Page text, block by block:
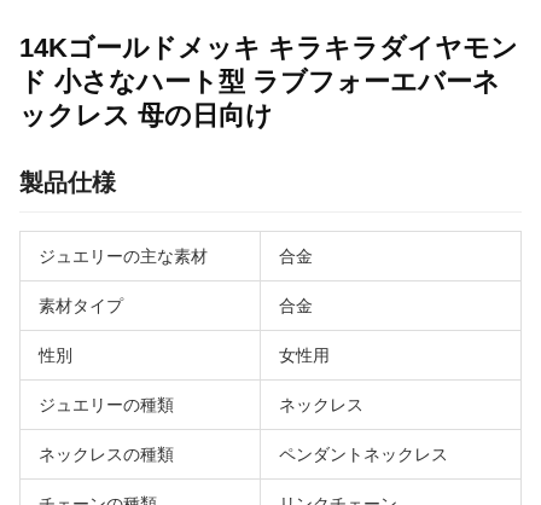
14Kゴールドメッキ キラキラダイヤモン
ド 小さなハート型 ラブフォーエバーネ
ックレス 母の日向け
製品仕様
ジュエリーの主な素材 合金
素材タイプ 合金
性別 女性用
ジュエリーの種類 ネックレス
ネックレスの種類 ペンダントネックレス